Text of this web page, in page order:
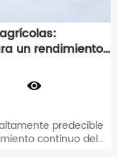
un rendimiento

predecible
continuo del